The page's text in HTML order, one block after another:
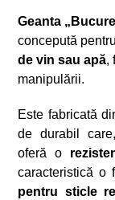
Geanta
concepută
de vin sau apă,
manipulării.
Este fabricată
de durabil
oferă o
caracteristică o
pentru sticle